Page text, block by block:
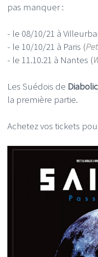
pas manquer :
- le 08/10/21 à
- le 10/10/21 à Paris (
- le 11.10.21 à Nantes (
Les Suédois de
la première partie.
Achetez vos tickets